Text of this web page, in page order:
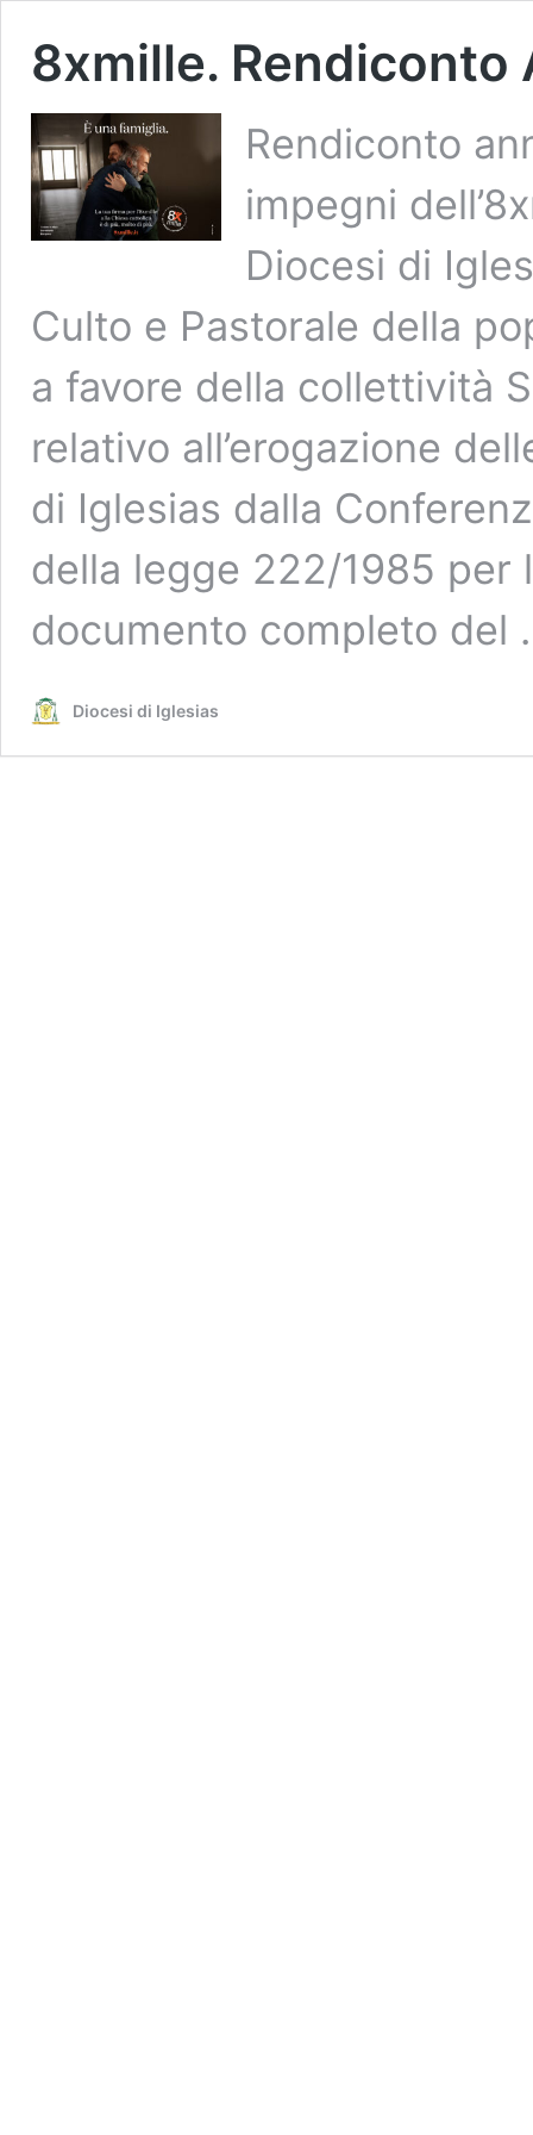
8xmille. Rendiconto
Rendiconto
impegni
Diocesi di
Culto e Pastorale della
a favore della collettività
relativo all’erogazione
di Iglesias dalla
della legge 222/1985 per
documento completo
Diocesi di Iglesias